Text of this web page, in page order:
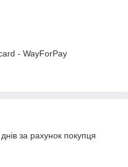
- WayForPay
за рахунок покупця